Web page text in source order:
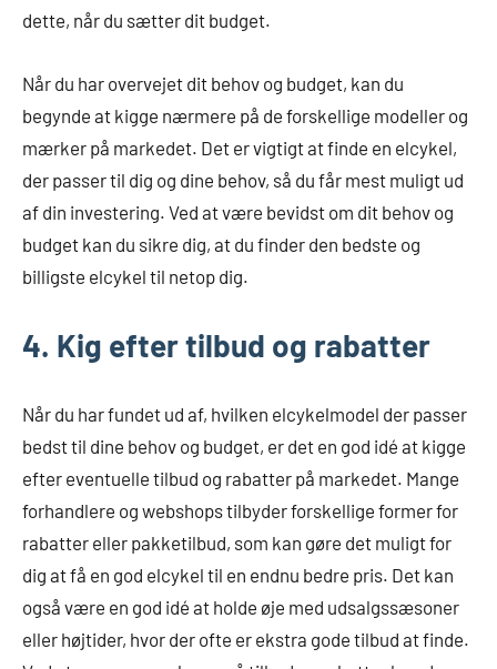
dette, når du sætter dit budget.
Når du har overvejet dit behov og budget, kan du
begynde at kigge nærmere på de forskellige modeller og
mærker på markedet. Det er vigtigt at finde en elcykel,
der passer til dig og dine behov, så du får mest muligt ud
af din investering. Ved at være bevidst om dit behov og
budget kan du sikre dig, at du finder den bedste og
billigste elcykel til netop dig.
4. Kig efter tilbud og rabatter
Når du har fundet ud af, hvilken elcykelmodel der passer
bedst til dine behov og budget, er det en god idé at kigge
efter eventuelle tilbud og rabatter på markedet. Mange
forhandlere og webshops tilbyder forskellige former for
rabatter eller pakketilbud, som kan gøre det muligt for
dig at få en god elcykel til en endnu bedre pris. Det kan
også være en god idé at holde øje med udsalgssæsoner
eller højtider, hvor der ofte er ekstra gode tilbud at finde.